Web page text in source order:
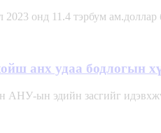
2023 онд 11.4 тэрбум
анх удаа бодлогын
ын эдийн засгийг